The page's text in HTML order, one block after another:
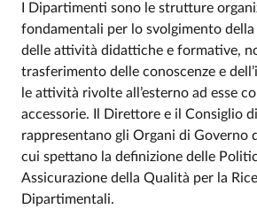
I Dipartimenti sono le strutture
fondamentali per lo svolgimento
delle attività didattiche e formative,
trasferimento delle conoscenze e
le attività rivolte all’esterno ad esse
accessorie. Il Direttore e il Consiglio
rappresentano gli Organi di Governo
cui spettano la definizione delle
Assicurazione della Qualità per la
Dipartimentali.